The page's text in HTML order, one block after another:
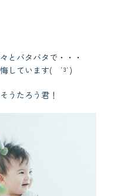
とバタバタで・・・
しています( ˙³˙)
うたろう君！